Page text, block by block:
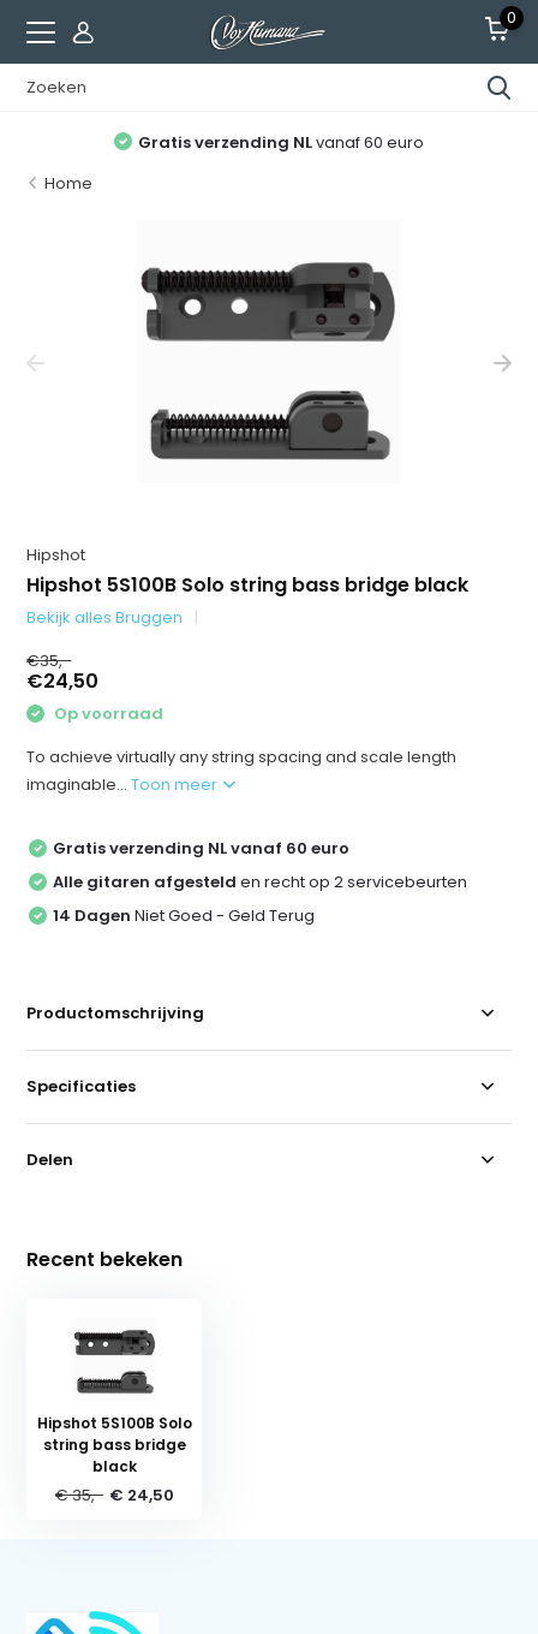
0
Gratis verzending NLvanaf 60 euro
Home
Hipshot
Hipshot 5S100B Solo string bass bridge black
Bekijk alles Bruggen
€35,-
€24,50
Op voorraad
To achieve virtually any string spacing and scale length
imaginable...Toon meer
Gratis verzending NL vanaf 60 euro
Alle gitaren afgesteld en recht op 2 servicebeurten
14 Dagen Niet Goed - Geld Terug
Productomschrijving
Specificaties
Delen
Recent bekeken
Hipshot 5S100B Solo
string bass bridge
black
€ 35,- € 24,50